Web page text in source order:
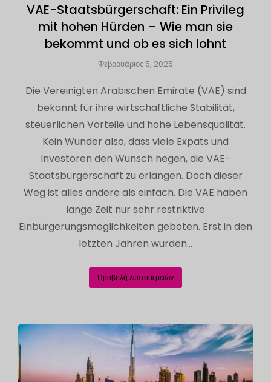
VAE-Staatsbürgerschaft: Ein Privileg
mit hohen Hürden – Wie man sie
bekommt und ob es sich lohnt
Φεβρουάριος 5, 2025
Die Vereinigten Arabischen Emirate (VAE) sind
bekannt für ihre wirtschaftliche Stabilität,
steuerlichen Vorteile und hohe Lebensqualität.
Kein Wunder also, dass viele Expats und
Investoren den Wunsch hegen, die VAE-
Staatsbürgerschaft zu erlangen. Doch dieser
Weg ist alles andere als einfach. Die VAE haben
lange Zeit nur sehr restriktive
Einbürgerungsmöglichkeiten geboten. Erst in den
letzten Jahren wurden…
Προβολή λεπτομερειών